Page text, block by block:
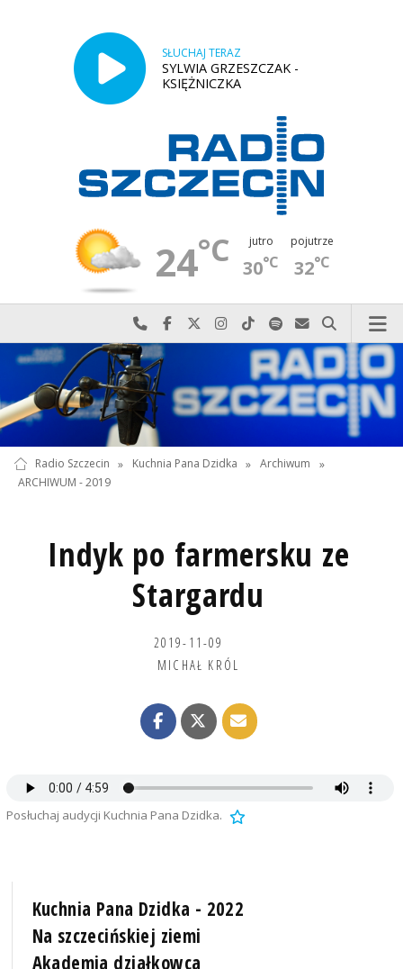
SŁUCHAJ TERAZ
SYLWIA GRZESZCZAK -
KSIĘŻNICZKA
24°C jutro
30°C
pojutrze
32°C
Najlepiej po prostu do nas zadzwoń
Odwiedź nas na Facebook-u
Odwiedź nas na X
Odwiedź nas na Instagram-ie
Odwiedź nas na TikTok-u
Szukaj nas na Spotify
Wyślij do nas
Szukaj
Radio Szczecin » Kuchnia Pana Dzidka » Archiwum
»
ARCHIWUM - 2019
Indyk po farmersku ze
Stargardu
2019-11-09
MICHAŁ KRÓL
Posłuchaj audycji Kuchnia Pana Dzidka.
Kuchnia Pana Dzidka - 2022
Na szczecińskiej ziemi
Akademia działkowca